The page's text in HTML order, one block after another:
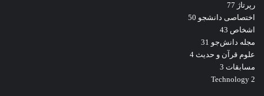
رپرتاژ 77
اختصاصی دانشجو 50
اشخاص 43
مجله دانش‌جو 31
علوم قرآن و حدیث 4
مسابقات 3
Technology 2